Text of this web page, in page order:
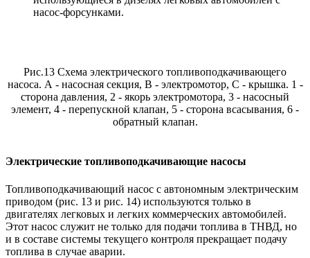
насос-форсунками.
Рис.13 Схема электрического топливоподкачивающего
насоса. А - насосная секция, В - электромотор, С - крышка. 1 -
сторона давления, 2 - якорь электромотора, 3 - насосный
элемент, 4 - перепускной клапан, 5 - сторона всасывания, 6 -
обратный клапан.
Электрические топливоподкачивающие насосы
Топливоподкачивающий насос с автономным электрическим
приводом (рис. 13 и рис. 14) используются только в
двигателях легковых и легких коммерческих автомобилей.
Этот насос служит не только для подачи топлива в ТНВД, но
и в составе системы текущего контроля прекращает подачу
топлива в случае аварии.